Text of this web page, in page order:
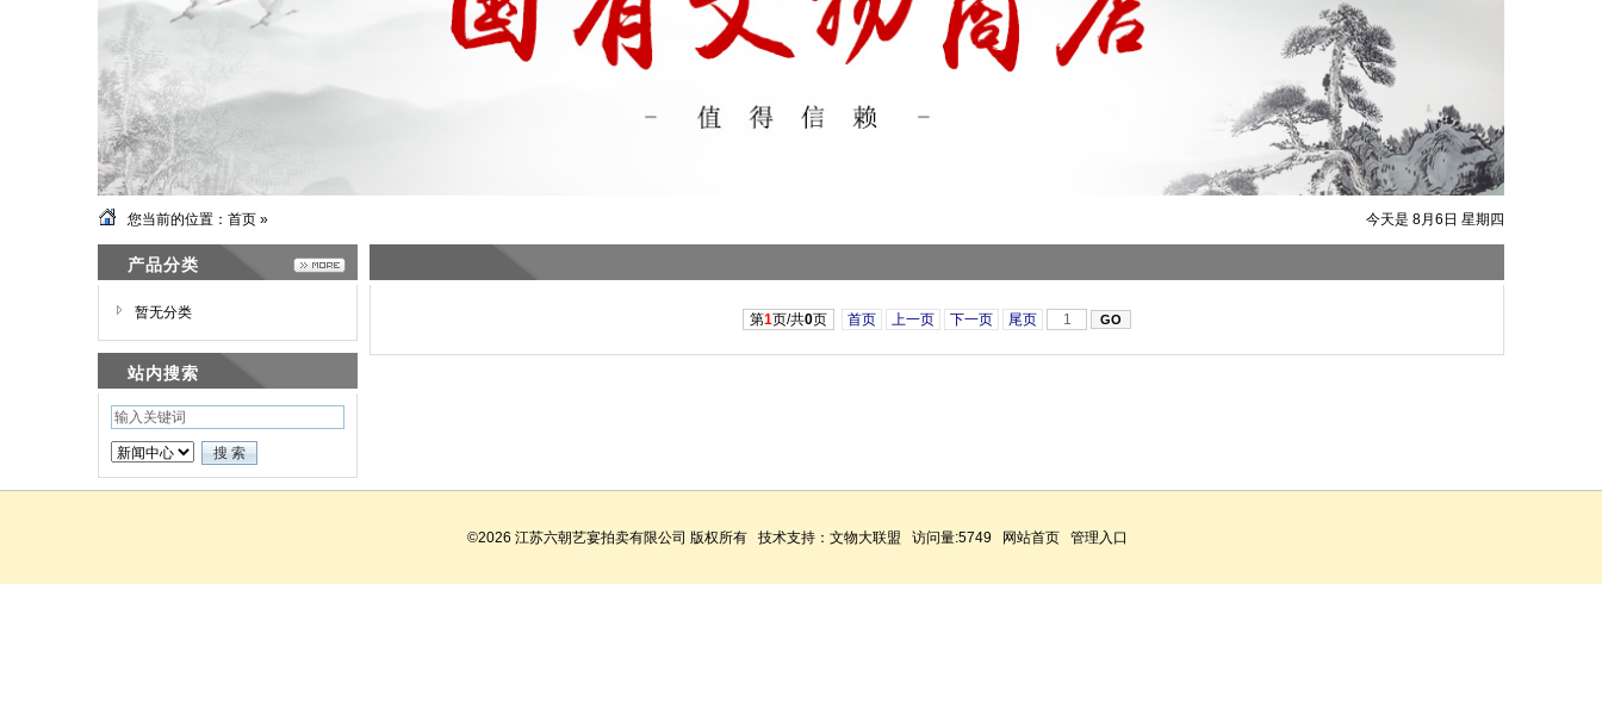
今天是 8月6日 星期四
您当前的位置： 首页 »
产品分类
暂无分类
站内搜索
第1页/共0页 首页 上一页 下一页 尾页
©2026 江苏六朝艺宴拍卖有限公司 版权所有 技术支持： 文物大联盟 访问量:5749 网站首页 管理入口